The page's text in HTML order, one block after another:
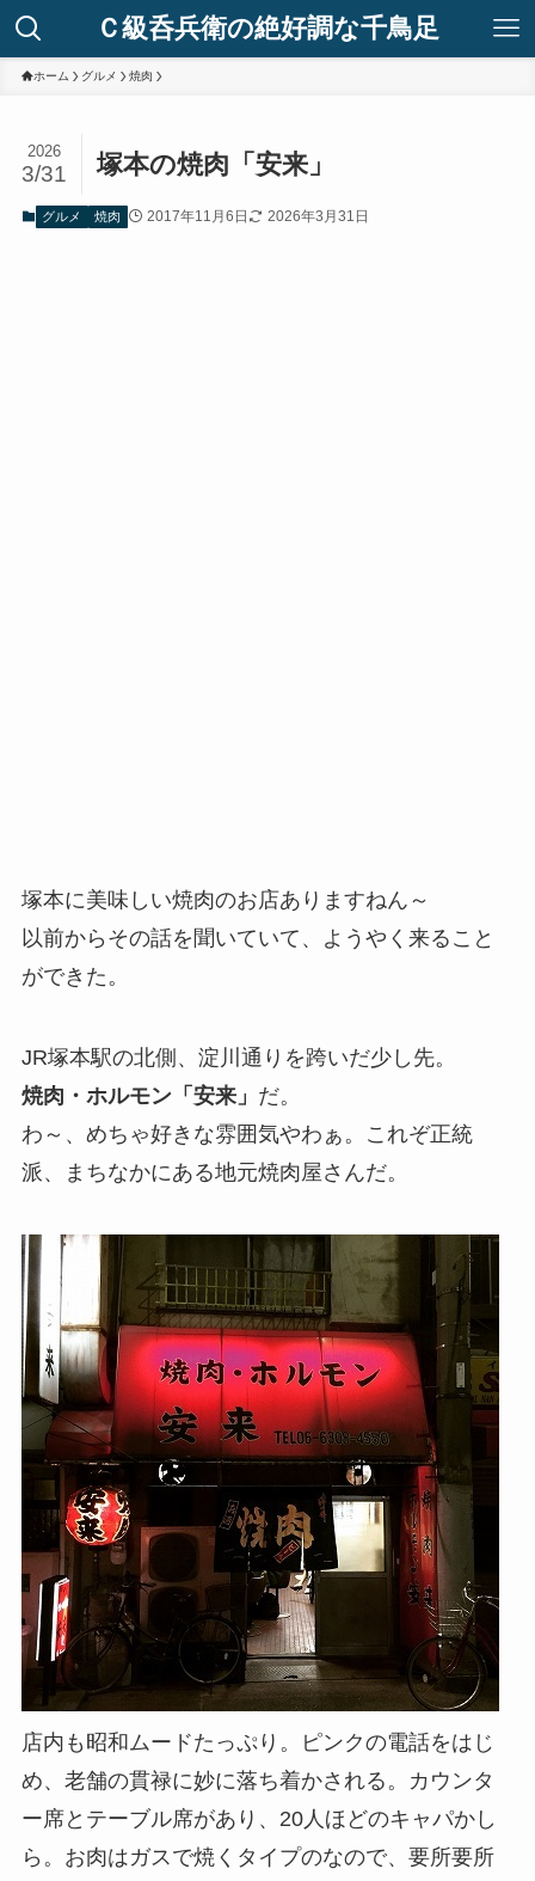
Ｃ級呑兵衛の絶好調な千鳥足
ホーム グルメ 焼肉
塚本の焼肉「安来」
2026
3/31
グルメ 焼肉 2017年11月6日 2026年3月31日
塚本に美味しい焼肉のお店ありますねん～
以前からその話を聞いていて、ようやく来ること
ができた。
JR塚本駅の北側、淀川通りを跨いだ少し先。
焼肉・ホルモン「安来」 だ。
わ～、めちゃ好きな雰囲気やわぁ。これぞ正統
派、まちなかにある地元焼肉屋さんだ。
店内も昭和ムードたっぷり。ピンクの電話をはじ
め、老舗の貫禄に妙に落ち着かされる。カウンタ
ー席とテーブル席があり、20人ほどのキャパかし
ら。お肉はガスで焼くタイプのなので、要所要所